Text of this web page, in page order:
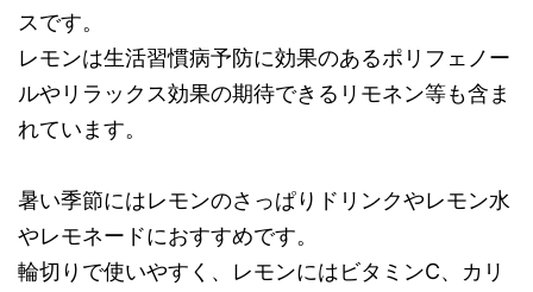
スです。
レモンは生活習慣病予防に効果のあるポリフェノー
ルやリラックス効果の期待できるリモネン等も含ま
れています。
暑い季節にはレモンのさっぱりドリンクやレモン水
やレモネードにおすすめです。
輪切りで使いやすく、レモンにはビタミンC、カリ